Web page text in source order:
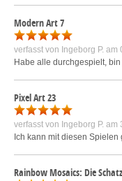
Modern Art 7
verfasst von Ingeborg P. am
Habe alle durchgespielt,
Pixel Art 23
verfasst von Ingeborg P. am
Ich kann mit diesen
Rainbow Mosaics: Die